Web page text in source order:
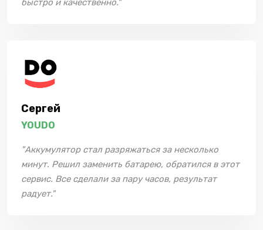
быстро и качественно."
Сергей
YOUDO
"Аккумулятор стал разряжаться за несколько
минут. Решил заменить батарею, обратился в этот
сервис. Все сделали за пару часов, результат
радует."